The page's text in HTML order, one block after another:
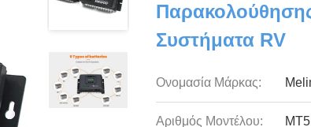
Συστήματα RV
Ονομασία Μάρκας:
Αριθμός Μοντέλου: